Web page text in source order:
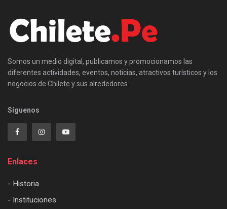
Somos un medio digital, publicamos y promocionamos las
diferentes actividades, eventos, noticias, atractivos turísticos y los
negocios de Chilete y sus alrededores.
Síguenos
Enlaces
- Historia
- Instituciones